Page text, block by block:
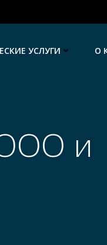
УСЛУГИ О
и